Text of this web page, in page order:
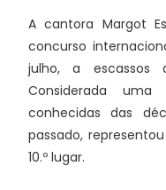
A cantora Margot
concurso
julho, a escassos
Considerada
conhecidas das
passado,
10.º lugar.